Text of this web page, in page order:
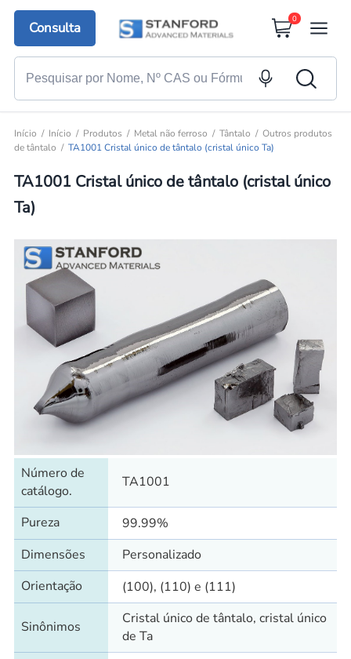
Consulta
0
Início Início Produtos Metal não ferroso Tântalo
Outros produtos
de tântalo
TA1001 Cristal único de tântalo (cristal único Ta)
TA1001 Cristal único de tântalo (cristal único
Ta)
Número de
catálogo.
TA1001
Pureza
99.99%
Dimensões
Personalizado
Orientação
(100), (110) e (111)
Sinônimos
Cristal único de tântalo, cristal único
de Ta